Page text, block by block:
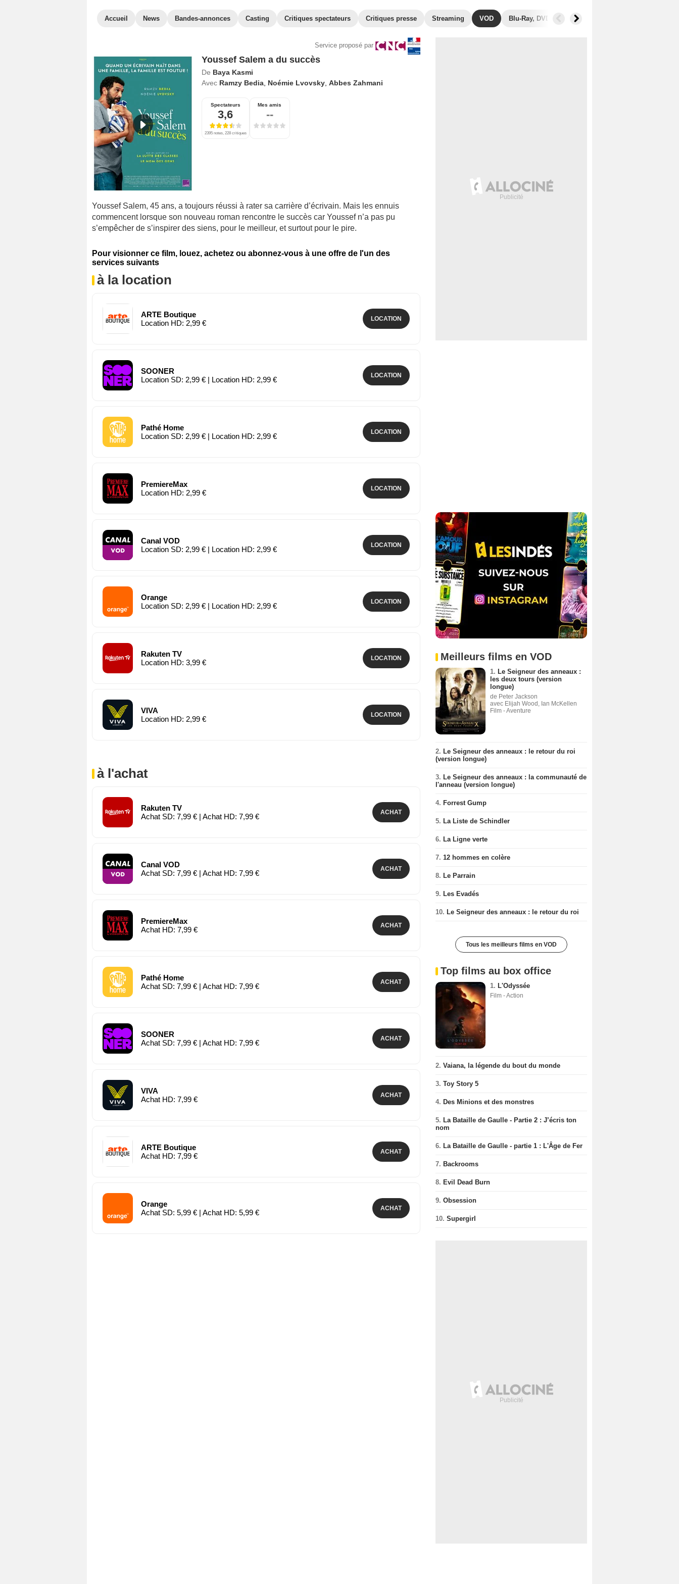
Accueil News Bandes-annonces Casting Critiques spectateurs Critiques presse Streaming VOD Blu-Ray, DVD Photos
Service proposé par
Youssef Salem a du succès
De Baya Kasmi
Avec Ramzy Bedia, Noémie Lvovsky, Abbes Zahmani
Spectateurs
3,6
2395 notes, 228 critiques
Mes amis
--
Youssef Salem, 45 ans, a toujours réussi à rater sa carrière d’écrivain. Mais les ennuis
commencent lorsque son nouveau roman rencontre le succès car Youssef n’a pas pu
s’empêcher de s’inspirer des siens, pour le meilleur, et surtout pour le pire.
Pour visionner ce film, louez, achetez ou abonnez-vous à une offre de l'un des
services suivants
à la location
ARTE Boutique
Location HD: 2,99 €
LOCATION
SOONER
Location SD: 2,99 € | Location HD: 2,99 €
LOCATION
Pathé Home
Location SD: 2,99 € | Location HD: 2,99 €
LOCATION
PremiereMax
Location HD: 2,99 €
LOCATION
Canal VOD
Location SD: 2,99 € | Location HD: 2,99 €
LOCATION
Orange
Location SD: 2,99 € | Location HD: 2,99 €
LOCATION
Rakuten TV
Location HD: 3,99 €
LOCATION
VIVA
Location HD: 2,99 €
LOCATION
à l'achat
Rakuten TV
Achat SD: 7,99 € | Achat HD: 7,99 €
ACHAT
Canal VOD
Achat SD: 7,99 € | Achat HD: 7,99 €
ACHAT
PremiereMax
Achat HD: 7,99 €
ACHAT
Pathé Home
Achat SD: 7,99 € | Achat HD: 7,99 €
ACHAT
SOONER
Achat SD: 7,99 € | Achat HD: 7,99 €
ACHAT
VIVA
Achat HD: 7,99 €
ACHAT
ARTE Boutique
Achat HD: 7,99 €
ACHAT
Orange
Achat SD: 5,99 € | Achat HD: 5,99 €
ACHAT
Meilleurs films en VOD
1. Le Seigneur des anneaux :
les deux tours (version
longue)
de Peter Jackson
avec Elijah Wood, Ian McKellen
Film - Aventure
2. Le Seigneur des anneaux : le retour du roi
(version longue)
3. Le Seigneur des anneaux : la communauté de
l'anneau (version longue)
4. Forrest Gump
5. La Liste de Schindler
6. La Ligne verte
7. 12 hommes en colère
8. Le Parrain
9. Les Evadés
10. Le Seigneur des anneaux : le retour du roi
Tous les meilleurs films en VOD
Top films au box office
1. L'Odyssée
Film - Action
2. Vaiana, la légende du bout du monde
3. Toy Story 5
4. Des Minions et des monstres
5. La Bataille de Gaulle - Partie 2 : J’écris ton
nom
6. La Bataille de Gaulle - partie 1 : L'Âge de Fer
7. Backrooms
8. Evil Dead Burn
9. Obsession
10. Supergirl